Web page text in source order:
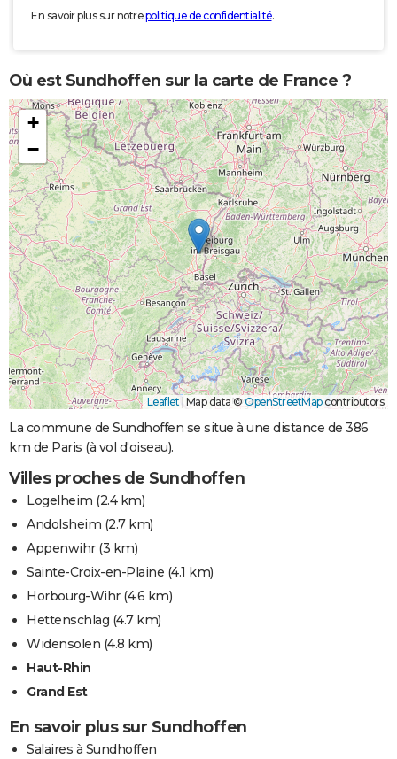
En savoir plus sur notrepolitique de confidentialité.
Où est Sundhoffen sur la carte de France ?
+
−
Leaflet Map data ©OpenStreetMapcontributors
La commune de Sundhoffen se situe à une distance de 386
km de Paris (à vol d'oiseau).
Villes proches de Sundhoffen
Logelheim (2.4 km)
Andolsheim (2.7 km)
Appenwihr(3 km)
Sainte-Croix-en-Plaine (4.1 km)
Horbourg-Wihr(4.6 km)
Hettenschlag (4.7 km)
Widensolen (4.8 km)
Haut-Rhin
Grand Est
En savoir plus sur Sundhoffen
Salaires à Sundhoffen